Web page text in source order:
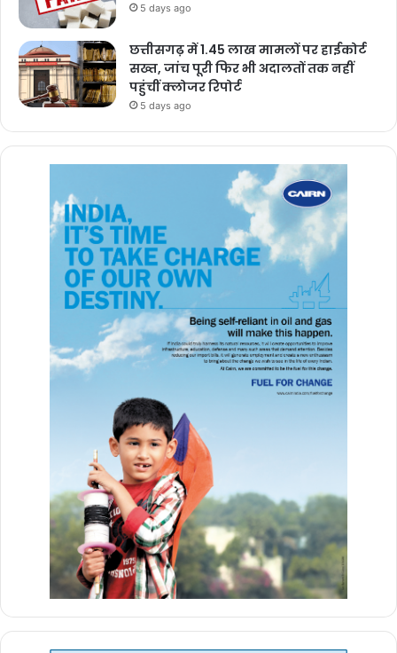
5 days ago
छत्तीसगढ़ में 1.45 लाख मामलों पर हाईकोर्ट
सख्त, जांच पूरी फिर भी अदालतों तक नहीं
पहुंचीं क्लोजर रिपोर्ट
5 days ago